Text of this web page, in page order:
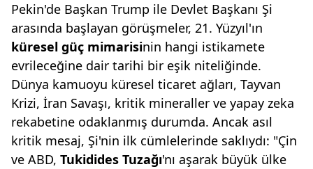
Pekin'de Başkan Trump ile Devlet Başkanı Şi
arasında başlayan görüşmeler, 21. Yüzyıl'ın
küresel güç mimarisinin hangi istikamete
evrileceğine dair tarihi bir eşik niteliğinde.
Dünya kamuoyu küresel ticaret ağları, Tayvan
Krizi, İran Savaşı, kritik mineraller ve yapay zeka
rekabetine odaklanmış durumda. Ancak asıl
kritik mesaj, Şi'nin ilk cümlelerinde saklıydı: "Çin
ve ABD, Tukidides Tuzağı'nı aşarak büyük ülke